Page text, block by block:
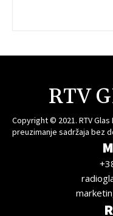
RTV
Copyright © 2021. RTV
preuzimanje sadržaja bez